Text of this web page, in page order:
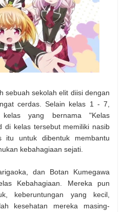
sebuah sekolah elit diisi dengan
cerdas. Selain kelas 1 - 7,
yang bernama "Kelas
di kelas tersebut memiliki nasib
itu untuk dibentuk membantu
kebahagiaan sejati.
dan Botan Kumegawa
Kebahagiaan. Mereka pun
keberuntungan yang kecil,
kesehatan mereka masing-